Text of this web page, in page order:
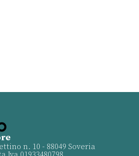
n. 10 - 88049 Soveria